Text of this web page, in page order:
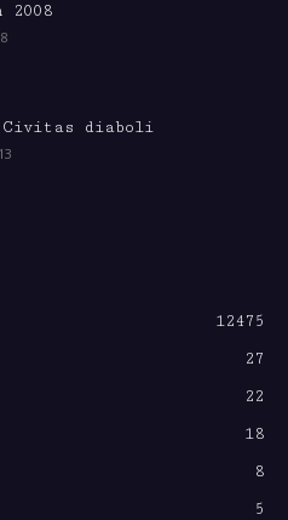
2008
Civitas diaboli
12475
27
22
18
8
5